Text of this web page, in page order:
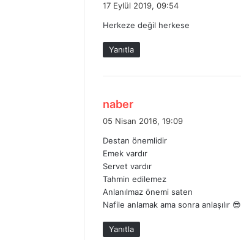
i
k
i
17 Eylül 2019, 09:54
Herkeze değil herkese
Yanıtla
naber
i
k
i
05 Nisan 2016, 19:09
Destan önemlidir
Emek vardır
Servet vardır
Tahmin edilemez
Anlanılmaz önemi saten
Nafile anlamak ama sonra anlaşılır 😎
Yanıtla